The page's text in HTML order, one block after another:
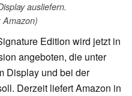
ausliefern.
Amazon)
Edition wird jetzt in
angeboten, die unter
Display und bei der
Derzeit liefert Amazon in